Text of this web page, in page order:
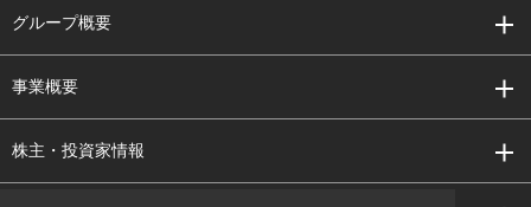
グループ概要
事業概要
株主・投資家情報